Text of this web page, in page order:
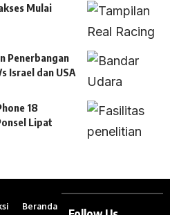
Mulai
Penerbangan
Israel dan USA
18
Lipat
Beranda